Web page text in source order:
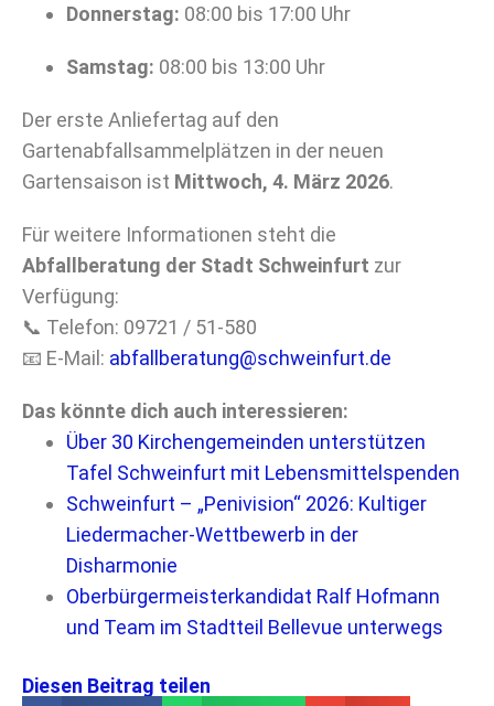
Donnerstag: 08:00 bis 17:00 Uhr
Samstag: 08:00 bis 13:00 Uhr
Der erste Anliefertag auf den
Gartenabfallsammelplätzen in der neuen
Gartensaison ist Mittwoch, 4. März 2026.
Für weitere Informationen steht die
Abfallberatung der Stadt Schweinfurt zur
Verfügung:
📞 Telefon: 09721 / 51-580
📧 E-Mail: abfallberatung@schweinfurt.de
Das könnte dich auch interessieren:
Über 30 Kirchengemeinden unterstützen
Tafel Schweinfurt mit Lebensmittelspenden
Schweinfurt – „Penivision“ 2026: Kultiger
Liedermacher-Wettbewerb in der
Disharmonie
Oberbürgermeisterkandidat Ralf Hofmann
und Team im Stadtteil Bellevue unterwegs
Diesen Beitrag teilen